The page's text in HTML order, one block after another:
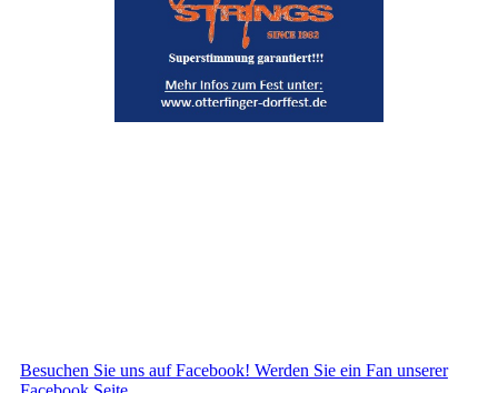
Besuchen Sie uns auf Facebook! Werden Sie ein Fan unserer